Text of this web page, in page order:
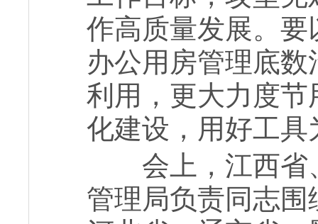
作高质量发展。
办公用房管理底
利用，更大力度
化建设，用好工
会上，江西省
管理局负责同志